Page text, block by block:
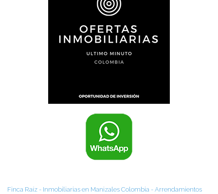
Finca Raíz - Inmobiliarias en Manizales Colombia - Arrendamientos